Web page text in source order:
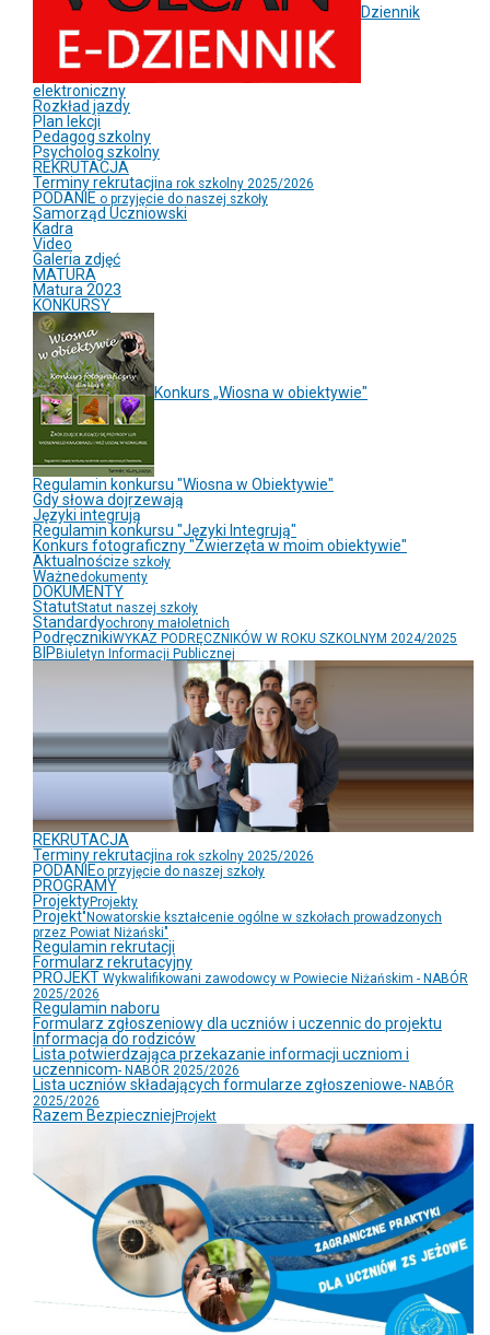
Dziennik
elektroniczny
Rozkład jazdy
Plan lekcji
Pedagog szkolny
Psycholog szkolny
REKRUTACJA
Terminy rekrutacjina rok szkolny 2025/2026
PODANIE o przyjęcie do naszej szkoły
Samorząd Uczniowski
Kadra
Video
Galeria zdjęć
MATURA
Matura 2023
KONKURSY
Konkurs „Wiosna w obiektywie"
Regulamin konkursu "Wiosna w Obiektywie"
Gdy słowa dojrzewają
Języki integrują
Regulamin konkursu "Języki Integrują"
Konkurs fotograficzny "Zwierzęta w moim obiektywie"
Aktualnościze szkoły
Ważnedokumenty
DOKUMENTY
StatutStatut naszej szkoły
Standardyochrony małoletnich
PodręcznikiWYKAZ PODRĘCZNIKÓW W ROKU SZKOLNYM 2024/2025
BIPBiuletyn Informacji Publicznej
REKRUTACJA
Terminy rekrutacjina rok szkolny 2025/2026
PODANIEo przyjęcie do naszej szkoły
PROGRAMY
ProjektyProjekty
Projekt"Nowatorskie kształcenie ogólne w szkołach prowadzonych
przez Powiat Niżański"
Regulamin rekrutacji
Formularz rekrutacyjny
PROJEKT Wykwalifikowani zawodowcy w Powiecie Niżańskim - NABÓR
2025/2026
Regulamin naboru
Formularz zgłoszeniowy dla uczniów i uczennic do projektu
Informacja do rodziców
Lista potwierdzająca przekazanie informacji uczniom i
uczennicom- NABÓR 2025/2026
Lista uczniów składających formularze zgłoszeniowe- NABÓR
2025/2026
Razem Bezpieczniej Projekt